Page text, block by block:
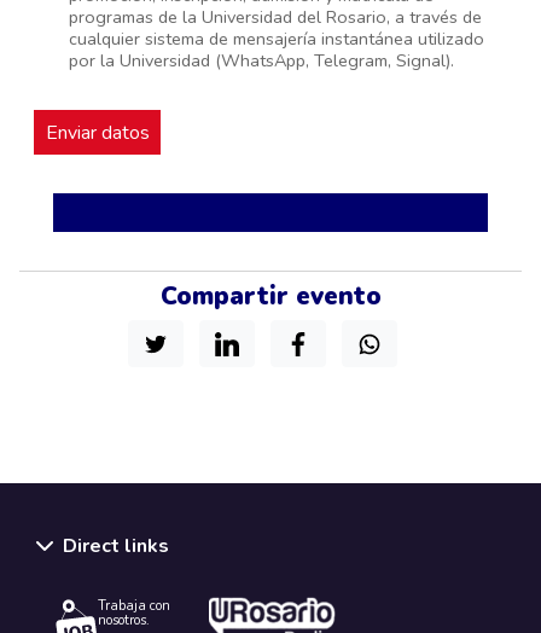
programas de la Universidad del Rosario, a través de
cualquier sistema de mensajería instantánea utilizado
por la Universidad (WhatsApp, Telegram, Signal).
Compartir evento
Direct links
Trabaja con
nosotros.